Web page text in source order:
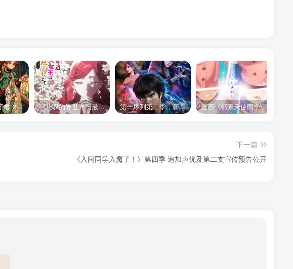
《地缚少年花子君 2》宣布推出续集，将于 2025 年夏季播出 《悲叹的异世界与最强外道最终 BOSS 女王为子民奉献一切》第二季 公布全新声优组合、制作阵容及首支宣传 PV 第一序列第二季，新的故事，新的内容，新的征程，2026年下半年bilibili独家播出，敬请期待。 漫画《邻家天使同学不会与我坠入爱河》将于 2026 年改编为电视动画
下一篇
《入间同学入魔了！》第四季 追加声优及第二支宣传预告公开